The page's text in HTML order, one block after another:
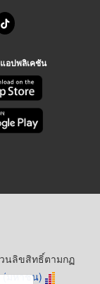
อปพลิเคชัน
นลิขสิทธิ์ตามกฏ
(มหาชน)